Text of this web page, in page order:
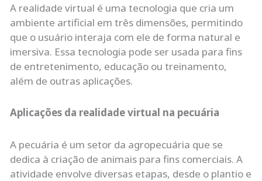
A realidade virtual é uma tecnologia que cria um
ambiente artificial em três dimensões, permitindo
que o usuário interaja com ele de forma natural e
imersiva. Essa tecnologia pode ser usada para fins
de entretenimento, educação ou treinamento,
além de outras aplicações.
Aplicações da realidade virtual na pecuária
A pecuária é um setor da agropecuária que se
dedica à criação de animais para fins comerciais. A
atividade envolve diversas etapas, desde o plantio e